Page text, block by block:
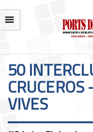
☰
50
CRUCEROS
VIVES